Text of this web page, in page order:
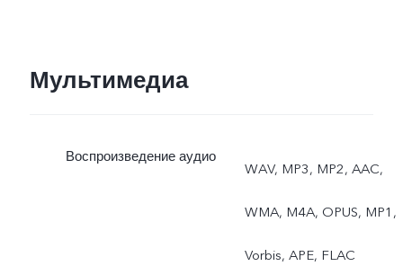
Мультимедиа
Воспроизведение аудио
WAV, MP3, MP2, AAC,
WMA, M4A, OPUS, MP1,
Vorbis, APE, FLAC